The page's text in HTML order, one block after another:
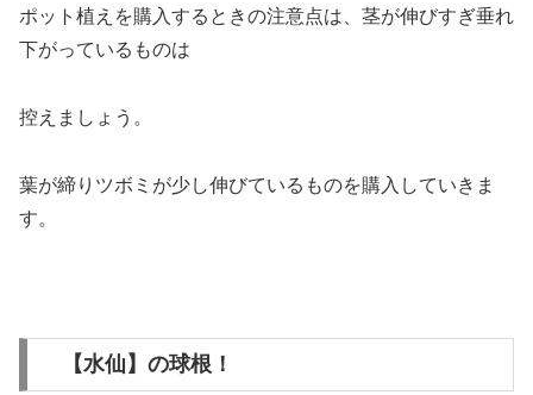
ポット植えを購入するときの注意点は、茎が伸びすぎ垂れ
下がっているものは
控えましょう。
葉が締りツボミが少し伸びているものを購入していきま
す。
【水仙】の球根！